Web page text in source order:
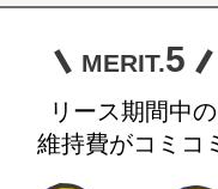
MERIT.5
リース期間中の
維持費がコミコ